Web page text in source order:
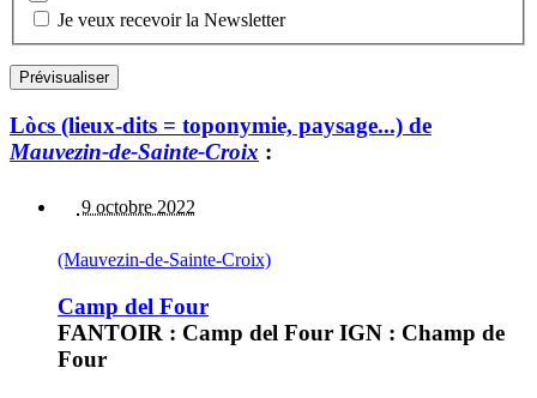
Je veux recevoir la Newsletter
Lòcs (lieux-dits = toponymie, paysage...) de
Mauvezin-de-Sainte-Croix :
9 octobre 2022
(Mauvezin-de-Sainte-Croix)
Camp del Four
FANTOIR : Camp del Four IGN : Champ de
Four